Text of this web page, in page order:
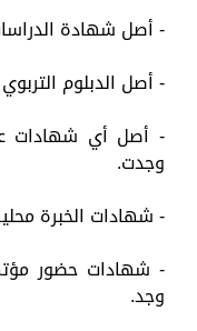
- أصل شهادة
- أصل الدبلوم
- أصل أي شهادات
وجدت.
- شهادات الخبرة
- شهادات حضور
وجد.